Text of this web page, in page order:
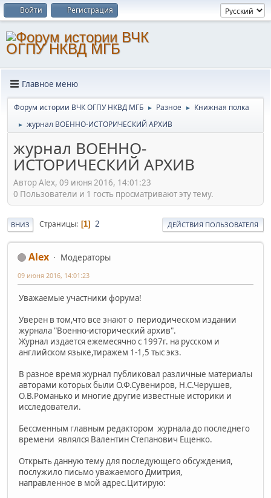
Войти Регистрация
Главное меню
Форум истории ВЧК ОГПУ НКВД МГБ ► Разное ► Книжная полка
► журнал ВОЕННО-ИСТОРИЧЕСКИЙ АРХИВ
журнал ВОЕННО-
ИСТОРИЧЕСКИЙ АРХИВ
Автор Alex, 09 июня 2016, 14:01:23
0 Пользователи и 1 гость просматривают эту тему.
ВНИЗ Страницы 1 2 ДЕЙСТВИЯ ПОЛЬЗОВАТЕЛЯ
Alex Модераторы
09 июня 2016, 14:01:23
Уважаемые участники форума!
Уверен в том,что все знают о периодическом издании
журнала "Военно-исторический архив".
Журнал издается ежемесячно с 1997г. на русском и
английском языке,тиражем 1-1,5 тыс экз.
В разное время журнал публиковал различные материалы
авторами которых были О.Ф.Сувениров, Н.С.Черушев,
О.В.Романько и многие другие известные историки и
исследователи.
Бессменным главным редактором журнала до последнего
времени являлся Валентин Степанович Ещенко.
Открыть данную тему для последующего обсуждения,
послужило письмо уважаемого Дмитрия,
направленное в мой адрес.Цитирую: